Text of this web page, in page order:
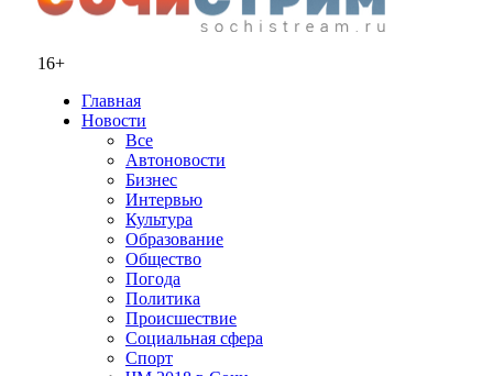
16+
Главная
Новости
Все
Автоновости
Бизнес
Интервью
Культура
Образование
Общество
Погода
Политика
Происшествие
Социальная сфера
Спорт